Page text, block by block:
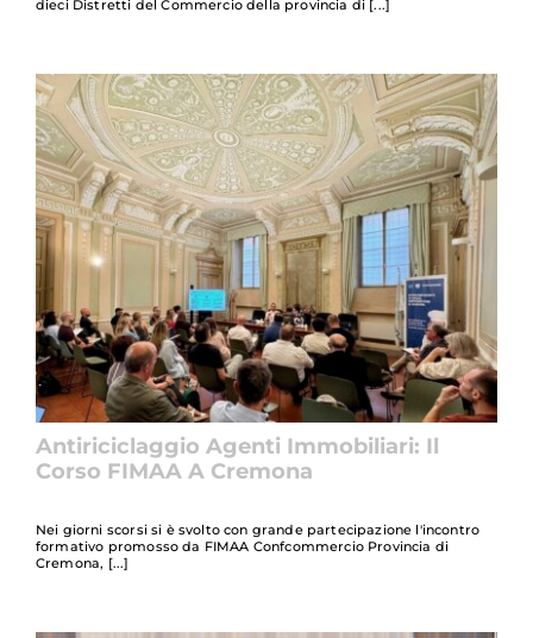
dieci Distretti del Commercio della provincia di
Antiriciclaggio Agenti Immobiliari: Il
Corso FIMAA A Cremona
Nei giorni scorsi si è svolto con grande partecipazione l'incontro
formativo promosso da FIMAA Confcommercio Provincia di
Cremona,